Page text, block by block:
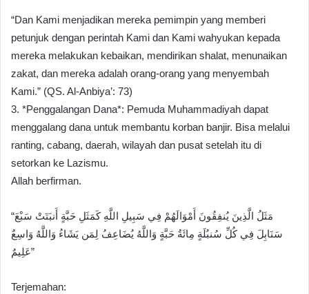
“Dan Kami menjadikan mereka pemimpin yang memberi
petunjuk dengan perintah Kami dan Kami wahyukan kepada
mereka melakukan kebaikan, mendirikan shalat, menunaikan
zakat, dan mereka adalah orang-orang yang menyembah
Kami.” (QS. Al-Anbiya’: 73)
3. *Penggalangan Dana*: Pemuda Muhammadiyah dapat
menggalang dana untuk membantu korban banjir. Bisa melalui
ranting, cabang, daerah, wilayah dan pusat setelah itu di
setorkan ke Lazismu.
Allah berfirman.
“مَثَلُ الَّذِينَ يُنفِقُونَ أَمْوَالَهُمْ فِي سَبِيلِ اللَّهِ كَمَثَلِ حَبَّةٍ أَنبَتَتْ سَبْعَ
سَنَابِلَ فِي كُلِّ سُنبُلَةٍ مِائَةُ حَبَّةٍ وَاللَّهُ يُضَاعِفُ لِمَن يَشَاءُ وَاللَّهُ وَاسِعٌ
عَلِيمٌ”
Terjemahan: